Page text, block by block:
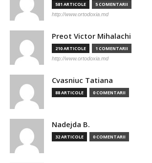
581 ARTICOLE 5 COMENTARII
http://www.ortodoxia.md
Preot Victor Mihalachi
210 ARTICOLE 1 COMENTARII
http://www.ortodoxia.md
Cvasniuc Tatiana
88 ARTICOLE 0 COMENTARII
Nadejda B.
32 ARTICOLE 0 COMENTARII